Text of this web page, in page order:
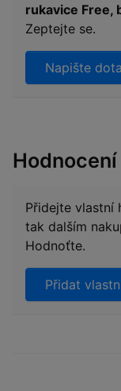
rukavice Free,
Zeptejte se.
Napište
Přidejte vlastní
tak dalším
Hodnoťte.
Přidat